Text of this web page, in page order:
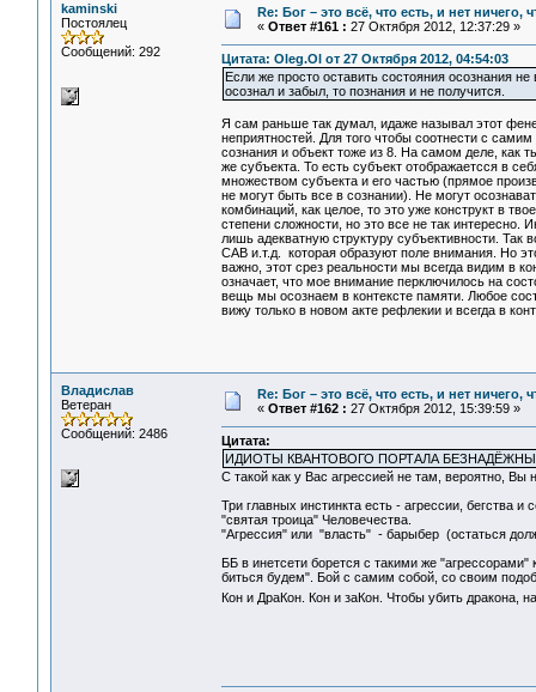
kaminski
Постоялец
Сообщений: 292
Re: Бог – это всё, что есть, и нет
« Ответ #161 : 27 Октября 2012, 12:37:29 »
Цитата: Oleg.Ol от 27 Октября 2012, 04:54:03
Если же просто оставить состояния осознания
осознал и забыл, то познания и не получится.
Я сам раньше так думал, идаже называл этот
неприятностей. Для того чтобы соотнести с
сознания и объект тоже из 8. На самом деле, как
же субъекта. То есть субъект отображаетсся в
множеством субъекта и его частью (прямое
не могут быть все в сознании). Не могут
комбинаций, как целое, то это уже конструкт в
степени сложности, но это все не так
лишь адекватную структуру субъективности.
CAB и.т.д. которая образуют поле внимания. Но
важно, этот срез реальности мы всегда видим в
означает, что мое внимание перключилось на
вещь мы осознаем в контексте памяти. Любое
вижу только в новом акте рефлекии и всегда в
Владислав
Ветеран
Сообщений: 2486
Re: Бог – это всё, что есть, и нет
« Ответ #162 : 27 Октября 2012, 15:39:59 »
Цитата:
ИДИОТЫ КВАНТОВОГО ПОРТАЛА
С такой как у Вас агрессией не там, вероятно, Вы
Три главных инстинкта есть - агрессии, бегства
"святая троица" Человечества.
"Агрессия" или "власть" - барыбер (остаться
ББ в инетсети борется с такими же
биться будем". Бой с самим собой, со своим
Кон и ДраКон. Кон и заКон. Чтобы убить дракона,